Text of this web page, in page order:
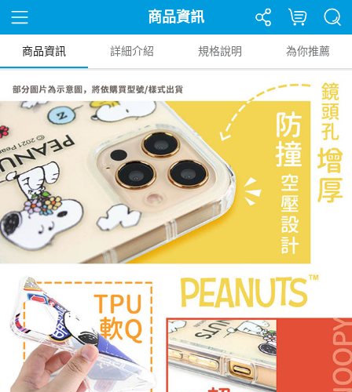
商品資訊
商品資訊 詳細介紹 規格說明 為你推薦